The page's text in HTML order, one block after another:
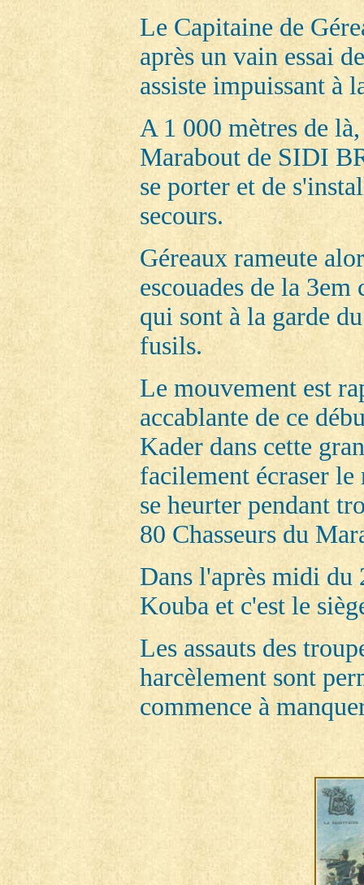
Le Capitaine de
après un vain essai
assiste impuissant à
A 1 000 mètres de
Marabout de SIDI
se porter et de
secours.
Géreaux rameute
escouades de la
qui sont à la garde
fusils.
Le mouvement est
accablante de ce
Kader dans cette
facilement écraser le
se heurter pendant
80 Chasseurs du
Dans l'après midi du
Kouba et c'est le
Les assauts des
harcèlement sont
commence à